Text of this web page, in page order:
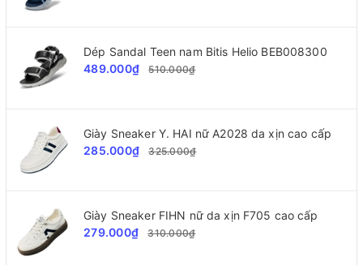
Dép Sandal Teen nam Bitis Helio BEB008300
489.000₫
510.000₫
Giày Sneaker Y. HAI nữ A2028 da xịn cao cấp
285.000₫
325.000₫
Giày Sneaker FIHN nữ da xịn F705 cao cấp
279.000₫
310.000₫